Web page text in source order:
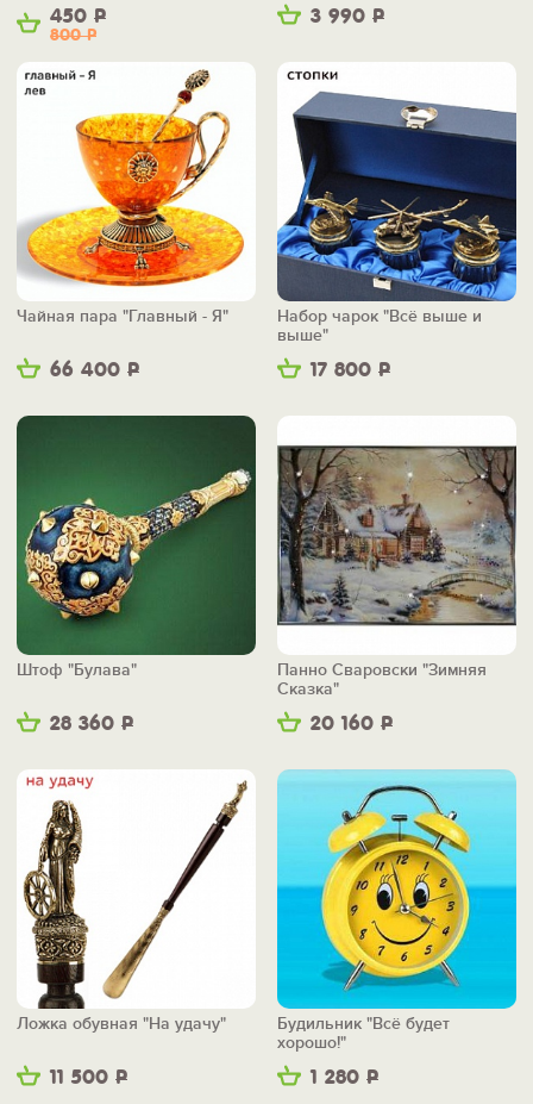
450 Р
800Р
3 990 Р
66 400 Р
Чайная пара "Главный - Я"
17 800 Р
Набор чарок "Всё выше и
выше"
28 360 Р
Штоф "Булава"
20 160 Р
Панно Сваровски "Зимняя
Сказка"
11 500 Р
Ложка обувная "На удачу"
1 280 Р
Будильник "Всё будет
хорошо!"